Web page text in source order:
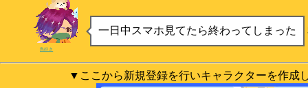
一日中スマホ見てたら終わってしまった
鳥好き
▼ここから新規登録を行いキャラクターを作成